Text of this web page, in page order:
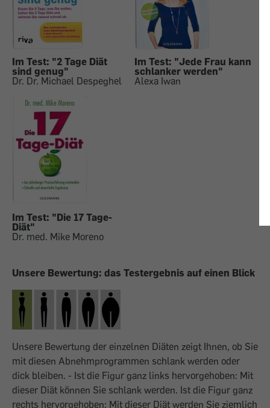
Im Test: "2 Tage Diät
sind genug"
Dr. Dr. Michael Despeghel
Im Test: "Jede Frau kann
schlanker werden"
Alexa Iwan
Im Test: "Die 17 Tage-
Diät"
Dr. med. Mike Moreno
Unsere Bewertung: das Testergebnis auf einen Blick
Unsere Bewertung der einzelnen Diäten zeigt Ihnen, ob Sie
mit diesen Abnehmprogrammen schlank werden oder
dick bleiben. - Ist die Figur ganz links hervorgehoben: Mit
dieser Diät können Sie schlank werden. Ist die Figur ganz
rechts hervorgehoben: Mit dieser Diät werden Sie ziemlich